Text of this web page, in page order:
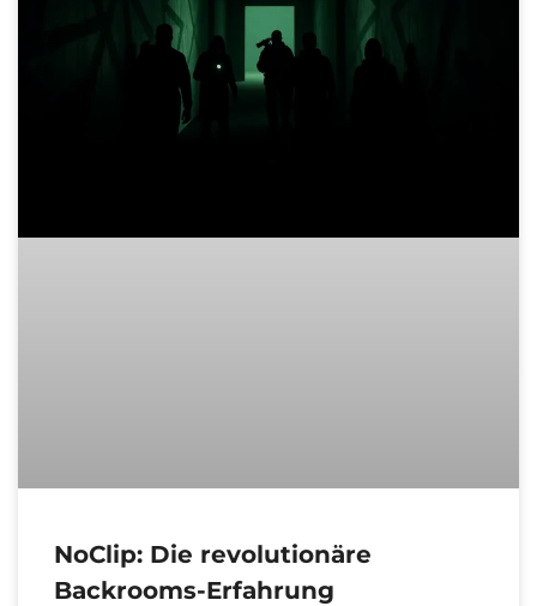
NoClip: Die revolutionäre
Backrooms-Erfahrung